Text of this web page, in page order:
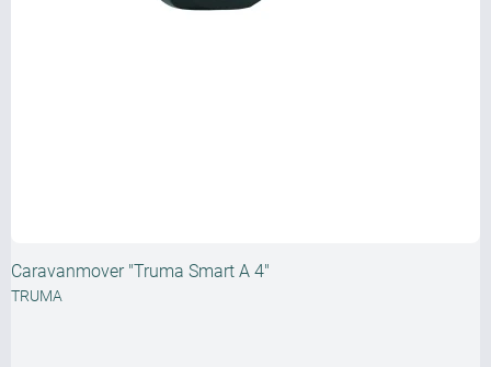
Caravanmover "Truma Smart A 4"
TRUMA